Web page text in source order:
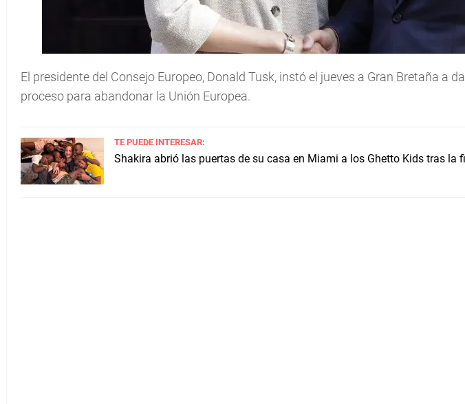
El presidente del Consejo Europeo, Donald Tusk, instó el jueves a Gran Bretaña a
proceso para abandonar la Unión Europea.
TE PUEDE INTERESAR:
Shakira abrió las puertas de su casa en Miami a los Ghetto Kids tras la